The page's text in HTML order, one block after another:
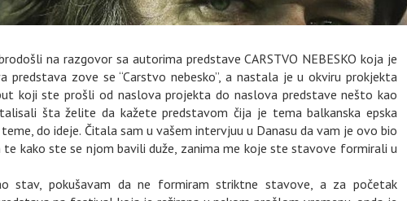
na razgovor sa autorima predstave CARSTVO NEBESKO koja je
predstava zove se “Carstvo nebesko”, a nastala je u okviru prokjekta
koji ste prošli od naslova projekta do naslova predstave nešto kao
šta želite da kažete predstavom čija je tema balkanska epska
do ideje. Čitala sam u vašem intervjuu u Danasu da vam je ovo bio
kako ste se njom bavili duže, zanima me koje ste stavove formirali u
stav, pokušavam da ne formiram striktne stavove, a za početak